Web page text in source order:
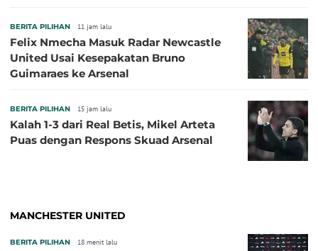
BERITA PILIHAN 11 jam lalu
Felix Nmecha Masuk Radar Newcastle
United Usai Kesepakatan Bruno
Guimaraes ke Arsenal
BERITA PILIHAN 15 jam lalu
Kalah 1-3 dari Real Betis, Mikel Arteta
Puas dengan Respons Skuad Arsenal
MANCHESTER UNITED
BERITA PILIHAN 18 menit lalu